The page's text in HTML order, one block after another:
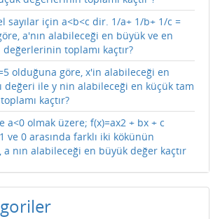
sayılar için a<b<c dir. 1/a+ 1/b+ 1/c =
a'nın alabileceği en büyük ve en
değerlerinin toplamı kaçtır?
olduğuna göre, x'in alabileceği en
değeri ile y nin alabileceği en küçük tam
kaçtır?
a<0 olmak üzere; f(x)=ax2 + bx + c
ve 0 arasında farklı iki kökünün
nın alabileceği en büyük değer kaçtır